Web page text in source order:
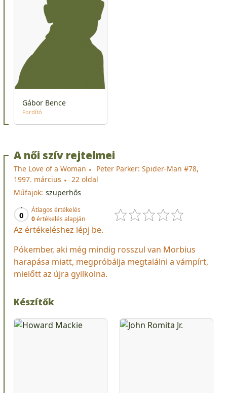
Gábor Bence
Fordító
A női szív rejtelmei
The Love of a Woman
Peter Parker: Spider-Man #78,
1997. március
22 oldal
Műfajok: szuperhős
0
Átlagos értékelés
0értékelés alapján
Az értékeléshez lépj be.
Pókember, aki még mindig rosszul van Morbius
harapása miatt, megpróbálja megtalálni a vámpírt,
mielőtt az újra gyilkolna.
Készítők